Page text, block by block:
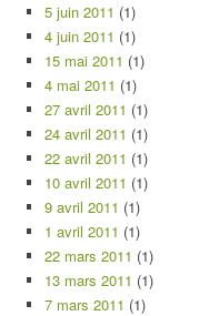
5 juin 2011 (1)
4 juin 2011 (1)
15 mai 2011 (1)
4 mai 2011 (1)
27 avril 2011 (1)
24 avril 2011 (1)
22 avril 2011 (1)
10 avril 2011 (1)
9 avril 2011 (1)
1 avril 2011 (1)
22 mars 2011 (1)
13 mars 2011 (1)
7 mars 2011 (1)